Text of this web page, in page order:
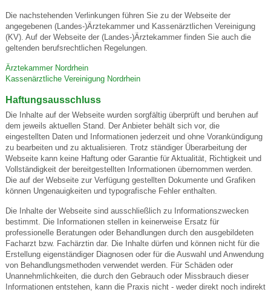
Die nachstehenden Verlinkungen führen Sie zu der Webseite der
angegebenen (Landes-)Ärztekammer und Kassenärztlichen Vereinigung
(KV). Auf der Webseite der (Landes-)Ärztekammer finden Sie auch die
geltenden berufsrechtlichen Regelungen.
Ärztekammer Nordrhein
Kassenärztliche Vereinigung Nordrhein
Haftungsausschluss
Die Inhalte auf der Webseite wurden sorgfältig überprüft und beruhen auf
dem jeweils aktuellen Stand. Der Anbieter behält sich vor, die
eingestellten Daten und Informationen jederzeit und ohne Vorankündigung
zu bearbeiten und zu aktualisieren. Trotz ständiger Überarbeitung der
Webseite kann keine Haftung oder Garantie für Aktualität, Richtigkeit und
Vollständigkeit der bereitgestellten Informationen übernommen werden.
Die auf der Webseite zur Verfügung gestellten Dokumente und Grafiken
können Ungenauigkeiten und typografische Fehler enthalten.
Die Inhalte der Webseite sind ausschließlich zu Informationszwecken
bestimmt. Die Informationen stellen in keinerweise Ersatz für
professionelle Beratungen oder Behandlungen durch den ausgebildeten
Facharzt bzw. Fachärztin dar. Die Inhalte dürfen und können nicht für die
Erstellung eigenständiger Diagnosen oder für die Auswahl und Anwendung
von Behandlungsmethoden verwendet werden. Für Schäden oder
Unannehmlichkeiten, die durch den Gebrauch oder Missbrauch dieser
Informationen entstehen, kann die Praxis nicht - weder direkt noch indirekt